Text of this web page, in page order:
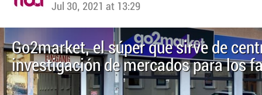
Jul 30, 2021 at 13:29
Go2market, el súper que sirve de
investigación de mercados para los